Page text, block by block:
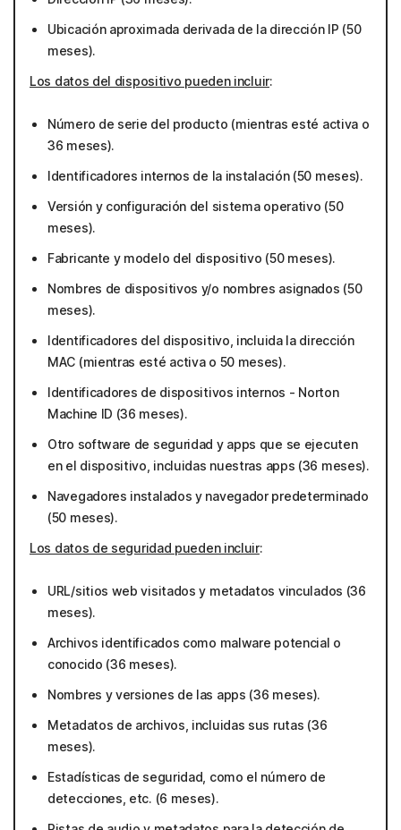
Ubicación aproximada derivada de la dirección IP (50
meses).
Los datos del dispositivo pueden incluir:
Número de serie del producto (mientras esté activa o
36 meses).
Identificadores internos de la instalación (50 meses).
Versión y configuración del sistema operativo (50
meses).
Fabricante y modelo del dispositivo (50 meses).
Nombres de dispositivos y/o nombres asignados (50
meses).
Identificadores del dispositivo, incluida la dirección
MAC (mientras esté activa o 50 meses).
Identificadores de dispositivos internos - Norton
Machine ID (36 meses).
Otro software de seguridad y apps que se ejecuten
en el dispositivo, incluidas nuestras apps (36 meses).
Navegadores instalados y navegador predeterminado
(50 meses).
Los datos de seguridad pueden incluir:
URL/sitios web visitados y metadatos vinculados (36
meses).
Archivos identificados como malware potencial o
conocido (36 meses).
Nombres y versiones de las apps (36 meses).
Metadatos de archivos, incluidas sus rutas (36
meses).
Estadísticas de seguridad, como el número de
detecciones, etc. (6 meses).